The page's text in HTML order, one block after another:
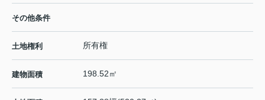
その他条件
土地権利 所有権
建物面積 198.52㎡